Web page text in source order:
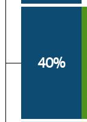
40%